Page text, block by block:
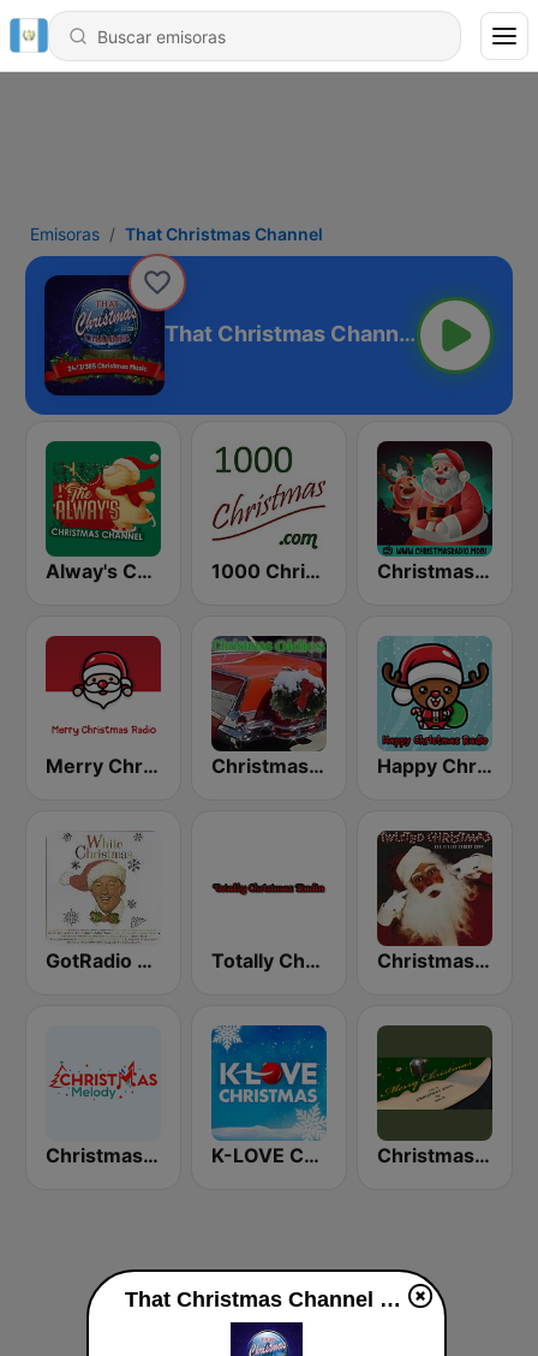
Emisoras That Christmas Channel
That Christmas Channel
Alway's Christmas Channel 1000 Christmas Christmas Radio
Merry Christmas Radio Christmas Oldies Happy Christmas Radio
GotRadio - Christmas Celebration Totally Christmas Radio Christmas 365 - Santa's Radio
Christmas Melody K-LOVE Christmas Christmas Vinyl
That Christmas Channel en línea